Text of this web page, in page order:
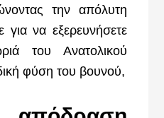
την απόλυτη
να εξερευνήσετε
του Ανατολικού
φύση του βουνού,